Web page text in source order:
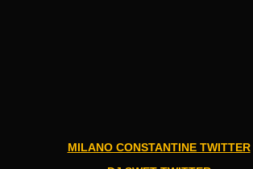
MILANO CONSTANTINE TWITTER